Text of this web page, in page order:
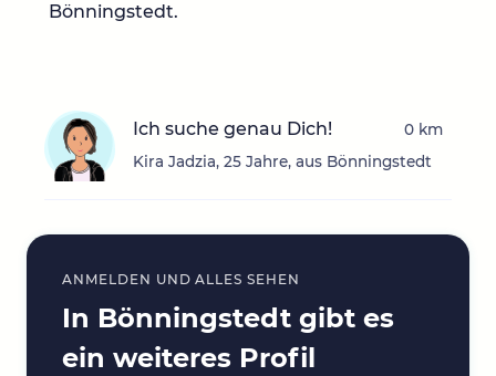
Bönningstedt.
Ich suche genau Dich!
Kira Jadzia, 25 Jahre, aus Bönningstedt
0 km
ANMELDEN UND ALLES SEHEN
In Bönningstedt gibt es
ein weiteres Profil